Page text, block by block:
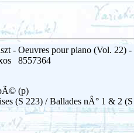
- Oeuvres pour piano (Vol. 22)
8557364
(p)
(S 223) / Ballades nÂ° 1 & 2